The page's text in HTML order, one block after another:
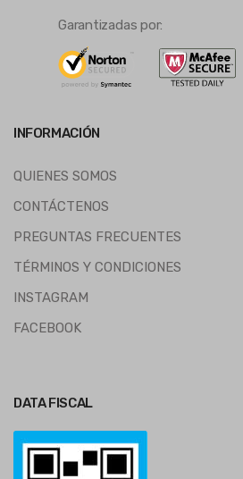
Garantizadas por:
INFORMACIÓN
QUIENES SOMOS
CONTÁCTENOS
PREGUNTAS FRECUENTES
TÉRMINOS Y CONDICIONES
INSTAGRAM
FACEBOOK
DATA FISCAL